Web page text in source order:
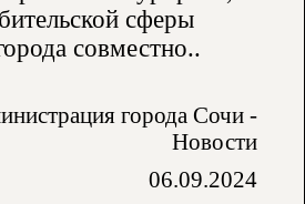
сферы
совместно..
города Сочи -
Новости
06.09.2024